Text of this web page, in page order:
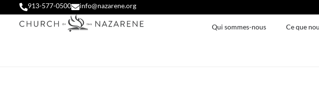
913-577-0500 info@nazarene.org
Qui sommes-nous Ce que